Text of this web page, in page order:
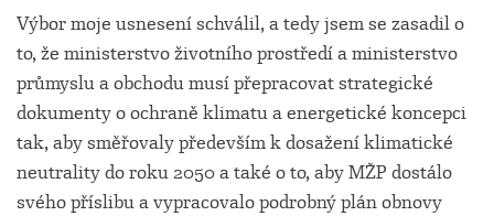
Výbor moje usnesení schválil, a tedy jsem se zasadil o
to, že ministerstvo životního prostředí a ministerstvo
průmyslu a obchodu musí přepracovat strategické
dokumenty o ochraně klimatu a energetické koncepci
tak, aby směřovaly především k dosažení klimatické
neutrality do roku 2050 a také o to, aby MŽP dostálo
svého příslibu a vypracovalo podrobný plán obnovy